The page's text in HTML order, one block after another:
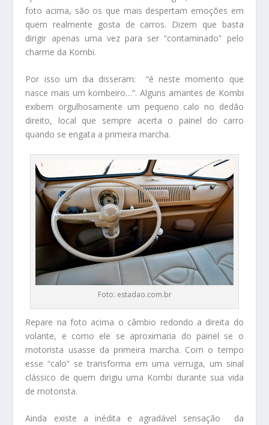
foto acima, são os que mais despertam emoções em
quem realmente gosta de carros. Dizem que basta
dirigir apenas uma vez para ser “contaminado” pelo
charme da Kombi.
Por isso um dia disseram: “é neste momento que
nasce mais um kombeiro…”. Alguns amantes de Kombi
exibem orgulhosamente um pequeno calo no dedão
direito, local que sempre acerta o painel do carro
quando se engata a primeira marcha.
Foto: estadao.com.br
Repare na foto acima o câmbio redondo a direita do
volante, e como ele se aproximaria do painel se o
motorista usasse da primeira marcha. Com o tempo
esse “calo” se transforma em uma verruga, um sinal
clássico de quem dirigiu uma Kombi durante sua vida
de motorista.
Ainda existe a inédita e agradável sensação da